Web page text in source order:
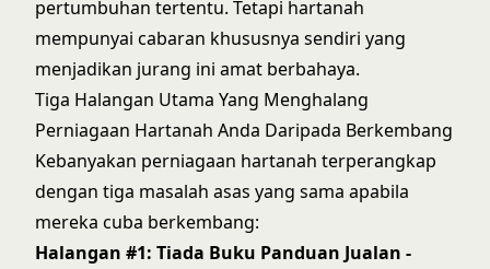
pertumbuhan tertentu. Tetapi hartanah
mempunyai cabaran khususnya sendiri yang
menjadikan jurang ini amat berbahaya.
Tiga Halangan Utama Yang Menghalang
Perniagaan Hartanah Anda Daripada Berkembang
Kebanyakan perniagaan hartanah terperangkap
dengan tiga masalah asas yang sama apabila
mereka cuba berkembang:
Halangan #1: Tiada Buku Panduan Jualan -